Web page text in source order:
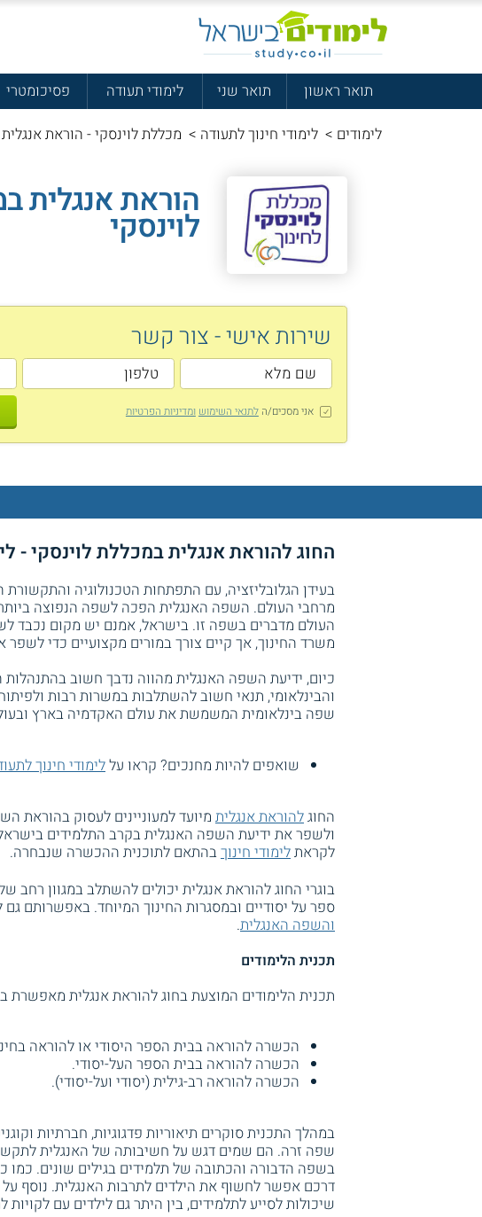
תואר ראשון תואר שני לימודי תעודה פסיכומטרי
לימודים > לימודי חינוך לתעודה > מכללת לוינסקי - הוראת אנגלית
הוראת אנגלית
לוינסקי
שירות אישי - צור קשר
אני מסכים/הלתנאי השימוש ומדיניות הפרטיות
החוג להוראת אנגלית במכללת לוינסקי -
בעידן הגלובליזציה, עם התפתחות הטכנולוגיה
מרחבי העולם. השפה האנגלית הפכה לשפה הנפוצה
העולם מדברים בשפה זו. בישראל, אמנם יש מקום נכבד
משרד החינוך, אך קיים צורך במורים מקצועיים כדי
כיום, ידיעת השפה האנגלית מהווה נדבך חשוב
והבינלאומי, תנאי חשוב להשתלבות במשרות רבות
שפה בינלאומית המשמשת את עולם האקדמיה בארץ
שואפים להיות מחנכים? קראו עללימודי חינוך
החוגלהוראת אנגלית מיועד למעוניינים לעסוק בהוראת
ולשפר את ידיעת השפה האנגלית בקרב התלמידים
לקראתלימודי חינוךבהתאם לתוכנית ההכשרה שנבחרה.
בוגרי החוג להוראת אנגלית יכולים להשתלב במגוון רחב
ספר על יסודיים ובמסגרות החינוך המיוחד. באפשרותם
והשפה האנגלית.
תכנית הלימודים
תכנית הלימודים המוצעת בחוג להוראת אנגלית מאפשרת
הכשרה להוראה בבית הספר היסודי או להוראה
הכשרה להוראה בבית הספר העל-יסודי.
הכשרה להוראה רב-גילית (יסודי ועל-יסודי).
במהלך התכנית סוקרים תיאוריות פדגוגיות, חברתיות
שפה זרה. הם שמים דגש על חשיבותה של האנגלית
בשפה הדבורה והכתובה של תלמידים בגילים שונים. כמו
דרכם אפשר לחשוף את הילדים לתרבות האנגלית. נוסף על
שיכולות לסייע לתלמידים, בין היתר גם לילדים עם לקויות